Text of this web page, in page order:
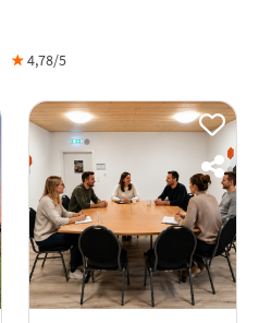
★4,78/5